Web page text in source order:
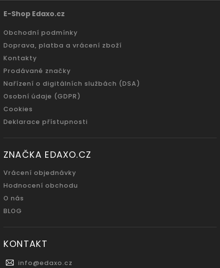
E-Shop Edaxo.cz
Obchodní podmínky
Doprava, platba a vrácení zboží
Kontakty
Prodávané značky
Nařízení o digitálních službách (DSA)
Osobní údaje (GDPR)
Cookies
Deklarace přístupnosti
ZNAČKA EDAXO.CZ
Vrácení objednávky
Hodnocení obchodu
O nás
BLOG
KONTAKT
info@edaxo.cz